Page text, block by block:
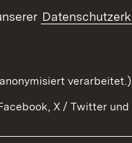
verarbeitet.)
X / Twitter